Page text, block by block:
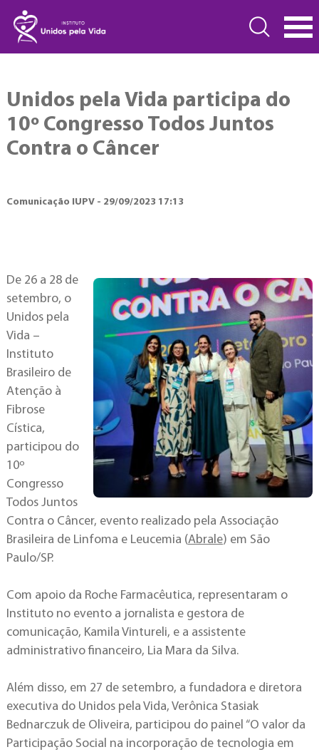
Unidos pela Vida participa do
10º Congresso Todos Juntos
Contra o Câncer
Comunicação IUPV - 29/09/2023 17:13
De 26 a 28 de
setembro, o
Unidos pela
Vida –
Instituto
Brasileiro de
Atenção à
Fibrose
Cística,
participou do
10º
Congresso
Todos Juntos
Contra o Câncer, evento realizado pela Associação
Brasileira de Linfoma e Leucemia (Abrale) em São
Paulo/SP.
Com apoio da Roche Farmacêutica, representaram o
Instituto no evento a jornalista e gestora de
comunicação, Kamila Vintureli, e a assistente
administrativo financeiro, Lia Mara da Silva.
Além disso, em 27 de setembro, a fundadora e diretora
executiva do Unidos pela Vida, Verônica Stasiak
Bednarczuk de Oliveira, participou do painel “O valor da
Participação Social na incorporação de tecnologia em